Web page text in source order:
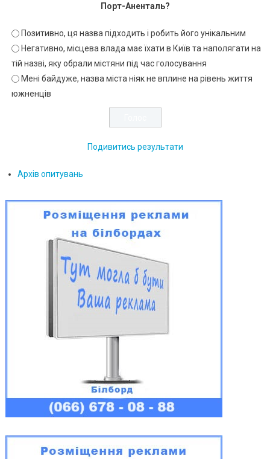
Порт-Аненталь?
Позитивно, ця назва підходить і робить його унікальним
Негативно, місцева влада має їхати в Київ та наполягати на
тій назві, яку обрали містяни під час голосування
Мені байдуже, назва міста ніяк не вплине на рівень життя
южненців
Подивитись результати
Архів опитувань